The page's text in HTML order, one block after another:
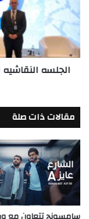
مؤتمر
قمة
مصر
الاولي
للحد
الجلسه
مقالات ذات صلة